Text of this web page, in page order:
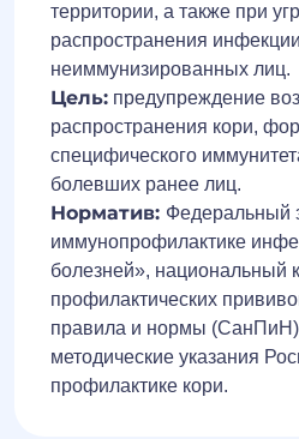
территории, а также при
распространения
неиммунизированных лиц.
Цель: предупреждение
распространения кори,
специфического
болевших ранее лиц.
Норматив: Федеральный
иммунопрофилактике
болезней», национальный
профилактических
правила и нормы
методические указания
профилактике кори.